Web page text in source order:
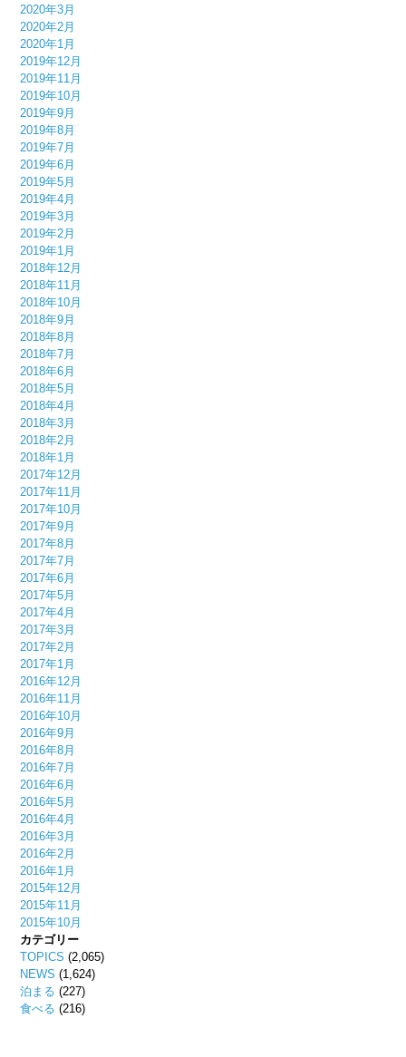
2020年3月
2020年2月
2020年1月
2019年12月
2019年11月
2019年10月
2019年9月
2019年8月
2019年7月
2019年6月
2019年5月
2019年4月
2019年3月
2019年2月
2019年1月
2018年12月
2018年11月
2018年10月
2018年9月
2018年8月
2018年7月
2018年6月
2018年5月
2018年4月
2018年3月
2018年2月
2018年1月
2017年12月
2017年11月
2017年10月
2017年9月
2017年8月
2017年7月
2017年6月
2017年5月
2017年4月
2017年3月
2017年2月
2017年1月
2016年12月
2016年11月
2016年10月
2016年9月
2016年8月
2016年7月
2016年6月
2016年5月
2016年4月
2016年3月
2016年2月
2016年1月
2015年12月
2015年11月
2015年10月
カテゴリー
TOPICS (2,065)
NEWS (1,624)
泊まる (227)
食べる (216)